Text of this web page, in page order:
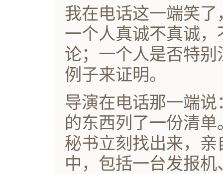
我在电话这一端笑
一个人真诚不真诚
论；一个人是否特
例子来证明。
导演在电话那一端
的东西列了一份清
秘书立刻找出来，
中，包括一台发报